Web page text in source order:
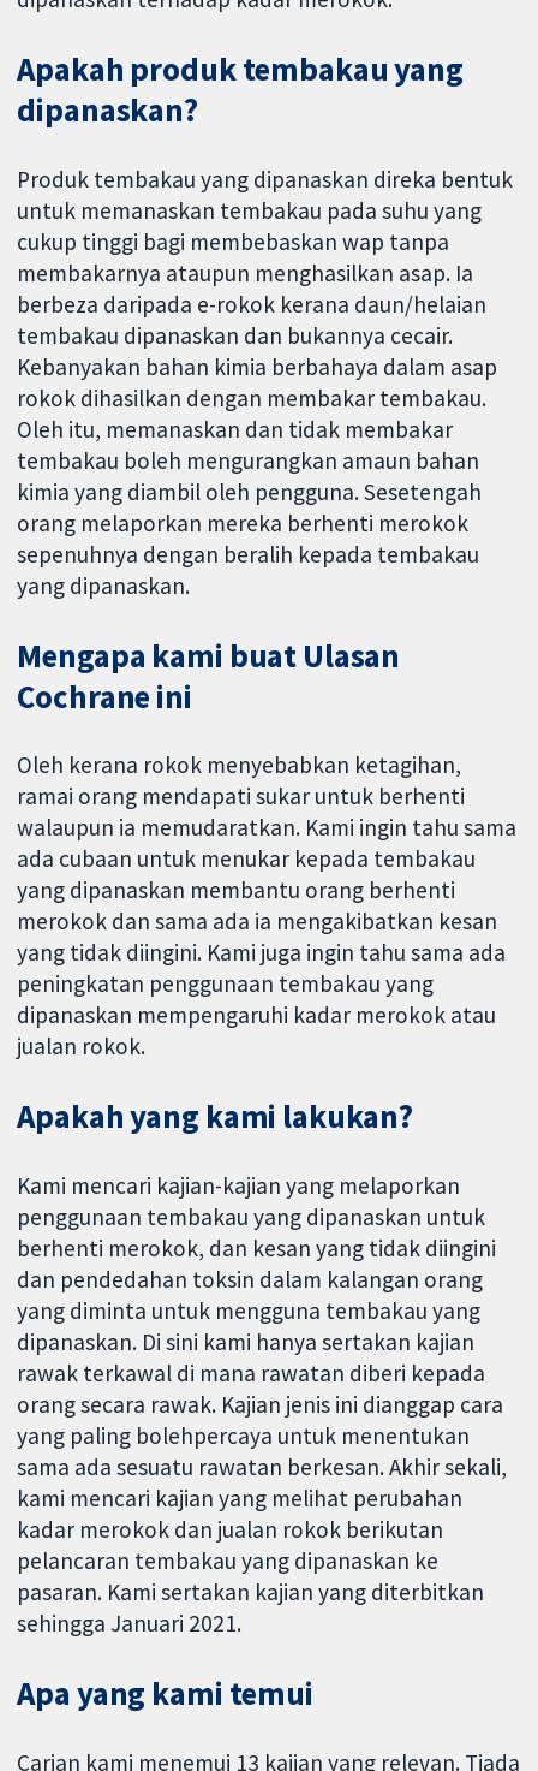
Apakah produk tembakau yang
dipanaskan?
Produk tembakau yang dipanaskan direka bentuk
untuk memanaskan tembakau pada suhu yang
cukup tinggi bagi membebaskan wap tanpa
membakarnya ataupun menghasilkan asap. Ia
berbeza daripada e-rokok kerana daun/helaian
tembakau dipanaskan dan bukannya cecair.
Kebanyakan bahan kimia berbahaya dalam asap
rokok dihasilkan dengan membakar tembakau.
Oleh itu, memanaskan dan tidak membakar
tembakau boleh mengurangkan amaun bahan
kimia yang diambil oleh pengguna. Sesetengah
orang melaporkan mereka berhenti merokok
sepenuhnya dengan beralih kepada tembakau
yang dipanaskan.
Mengapa kami buat Ulasan
Cochrane ini
Oleh kerana rokok menyebabkan ketagihan,
ramai orang mendapati sukar untuk berhenti
walaupun ia memudaratkan. Kami ingin tahu sama
ada cubaan untuk menukar kepada tembakau
yang dipanaskan membantu orang berhenti
merokok dan sama ada ia mengakibatkan kesan
yang tidak diingini. Kami juga ingin tahu sama ada
peningkatan penggunaan tembakau yang
dipanaskan mempengaruhi kadar merokok atau
jualan rokok.
Apakah yang kami lakukan?
Kami mencari kajian-kajian yang melaporkan
penggunaan tembakau yang dipanaskan untuk
berhenti merokok, dan kesan yang tidak diingini
dan pendedahan toksin dalam kalangan orang
yang diminta untuk mengguna tembakau yang
dipanaskan. Di sini kami hanya sertakan kajian
rawak terkawal di mana rawatan diberi kepada
orang secara rawak. Kajian jenis ini dianggap cara
yang paling bolehpercaya untuk menentukan
sama ada sesuatu rawatan berkesan. Akhir sekali,
kami mencari kajian yang melihat perubahan
kadar merokok dan jualan rokok berikutan
pelancaran tembakau yang dipanaskan ke
pasaran. Kami sertakan kajian yang diterbitkan
sehingga Januari 2021.
Apa yang kami temui
Carian kami menemui 13 kajian yang relevan. Tiada